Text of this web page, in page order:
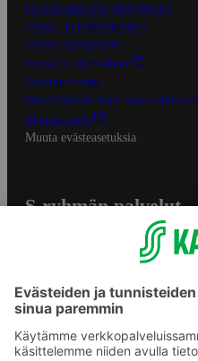
Osuuskauppojen yhteystiedot
Tilaus- ja toimitusehdot
Tietosuojakäytäntö
Palvelun käyttöehdot
Saavutettavuus
Mobiilisovelluksen saavutettavuus
Mainostajalle
Muuta evästeasetuksia
S-ryhmän palvelut
Yhteishyvä Ruoka -sovellus
S-ostoslista -sovellus
Prisma.fi
Sokos.fi